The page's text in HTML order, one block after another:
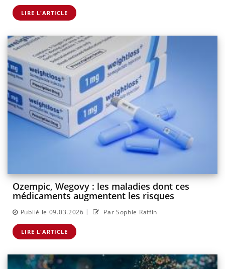
LIRE L'ARTICLE
Ozempic, Wegovy : les maladies dont ces
médicaments augmentent les risques
Publié le 09.03.2026 | Par Sophie Raffin
LIRE L'ARTICLE